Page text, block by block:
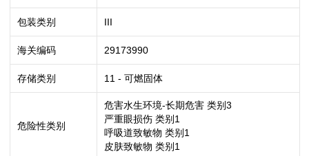
包装类别 III
海关编码 29173990
存储类别 11 - 可燃固体
危险性类别
危害水生环境-长期危害 类别3
严重眼损伤 类别1
呼吸道致敏物 类别1
皮肤致敏物 类别1